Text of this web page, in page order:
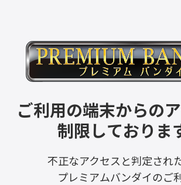
ご利用の端末からの
制限しておりま
不正なアクセスと判定され
プレミアムバンダイのご